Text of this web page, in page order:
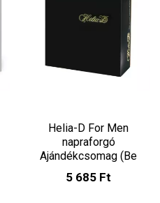
Helia-D For Men
napraforgó
Ajándékcsomag (Be
Mine)
5 685 Ft